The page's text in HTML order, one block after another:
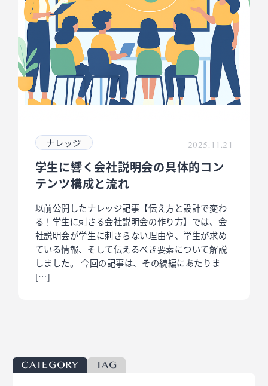
ナレッジ 2025.11.21
学生に響く会社説明会の具体的コン
テンツ構成と流れ
以前公開したナレッジ記事【伝え方と設計で変わ
る！学生に刺さる会社説明会の作り方】では、会
社説明会が学生に刺さらない理由や、学生が求め
ている情報、そして伝えるべき要素について解説
しました。 今回の記事は、その続編にあたりま
[…]
CATEGORY TAG